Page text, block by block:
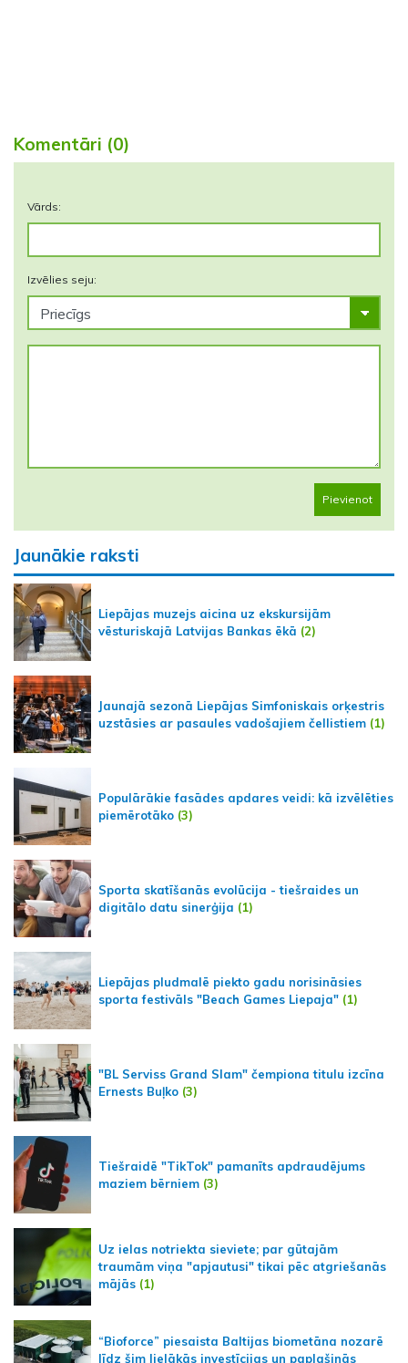
Komentāri (0)
Vārds:
Izvēlies seju:
Pievienot
Jaunākie raksti
Liepājas muzejs aicina uz ekskursijām
vēsturiskajā Latvijas Bankas ēkā (2)
Jaunajā sezonā Liepājas Simfoniskais orķestris
uzstāsies ar pasaules vadošajiem čellistiem (1)
Populārākie fasādes apdares veidi: kā izvēlēties
piemērotāko (3)
Sporta skatīšanās evolūcija - tiešraides un
digitālo datu sinerģija (1)
Liepājas pludmalē piekto gadu norisināsies
sporta festivāls "Beach Games Liepaja" (1)
"BL Serviss Grand Slam" čempiona titulu izcīna
Ernests Buļko (3)
Tiešraidē "TikTok" pamanīts apdraudējums
maziem bērniem (3)
Uz ielas notriekta sieviete; par gūtajām
traumām viņa "apjautusi" tikai pēc atgriešanās
mājās (1)
“Bioforce” piesaista Baltijas biometāna nozarē
līdz šim lielākās investīcijas un paplašinās